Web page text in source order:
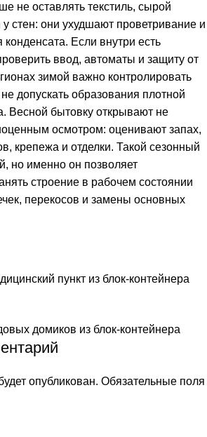
не оставлять текстиль, сырой
у стен: они ухудшают проветривание и
Если внутри есть
ввод, автоматы и защиту от
зимой важно контролировать
допускать образования плотной
Весной бытовку открывают не
осмотром: оценивают запах,
крепежа и отделки. Такой сезонный
но именно он позволяет
строение в рабочем состоянии
перекосов и замены основных
пункт из блок-контейнера
домиков из блок‑контейнера
опубликован. Обязательные поля